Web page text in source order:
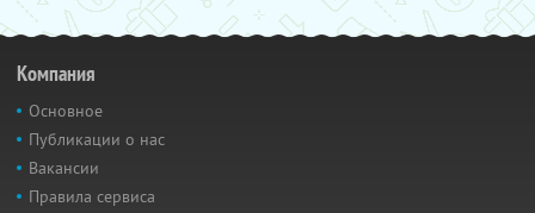
Компания
Основное
Публикации о нас
Вакансии
Правила сервиса